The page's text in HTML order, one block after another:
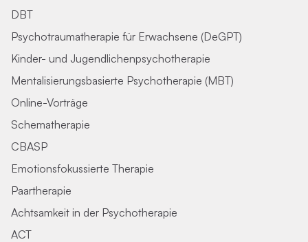
DBT
Psychotraumatherapie für Erwachsene (DeGPT)
Kinder- und Jugendlichenpsychotherapie
Mentalisierungsbasierte Psychotherapie (MBT)
Online-Vorträge
Schematherapie
CBASP
Emotionsfokussierte Therapie
Paartherapie
Achtsamkeit in der Psychotherapie
ACT